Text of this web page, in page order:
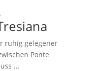
ruhig gelegener
Ponte
…